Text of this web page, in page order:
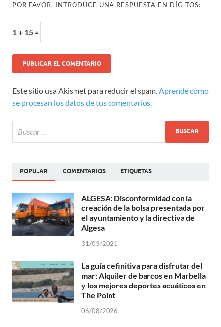
POR FAVOR, INTRODUCE UNA RESPUESTA EN DÍGITOS:
1 + 15 =
Este sitio usa Akismet para reducir el spam.Aprende cómo
se procesan los datos de tus comentarios.
POPULAR COMENTARIOS ETIQUETAS
ALGESA: Disconformidad con la
creación de la bolsa presentada por
el ayuntamiento y la directiva de
Algesa
31/03/2021
La guía definitiva para disfrutar del
mar: Alquiler de barcos en Marbella
y los mejores deportes acuáticos en
The Point
06/08/2026